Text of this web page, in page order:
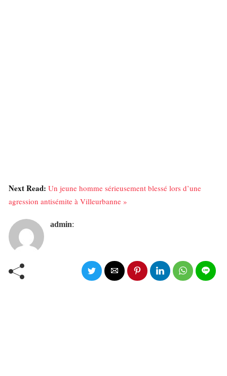
Next Read: Un jeune homme sérieusement blessé lors d’une
agression antisémite à Villeurbanne »
admin: